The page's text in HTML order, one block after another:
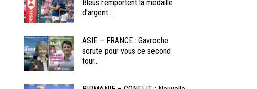
Bleus remportent la médaille
d’argent...
ASIE – FRANCE : Gavroche
scrute pour vous ce second
tour...